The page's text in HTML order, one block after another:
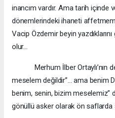
inancım vardır. Ama tarih içinde
dönemlerindeki ihaneti
Vacip Özdemir beyin
olur…
Merhum İlber Ortaylı’nın
meselem değildir”… ama benim
benim, senin, bizim meselemiz”
gönüllü asker olarak ön saflarda